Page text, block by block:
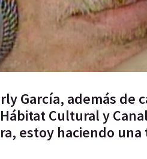
García, además de
Cultural y
estoy haciendo